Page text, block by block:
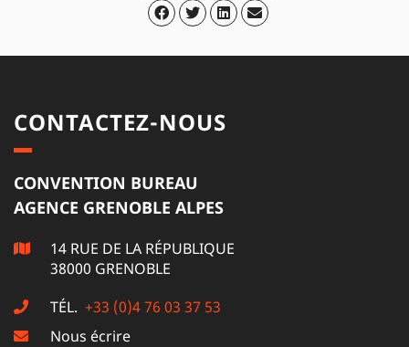
CONTACTEZ-NOUS
CONVENTION BUREAU
AGENCE GRENOBLE ALPES
14 RUE DE LA RÉPUBLIQUE
38000 GRENOBLE
TÉL. +33 (0)4 76 03 37 53
Nous écrire